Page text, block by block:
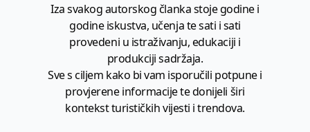
Iza svakog autorskog članka stoje godine i
godine iskustva, učenja te sati i sati
provedeni u istraživanju, edukaciji i
produkciji sadržaja.
Sve s ciljem kako bi vam isporučili potpune i
provjerene informacije te donijeli širi
kontekst turističkih vijesti i trendova.